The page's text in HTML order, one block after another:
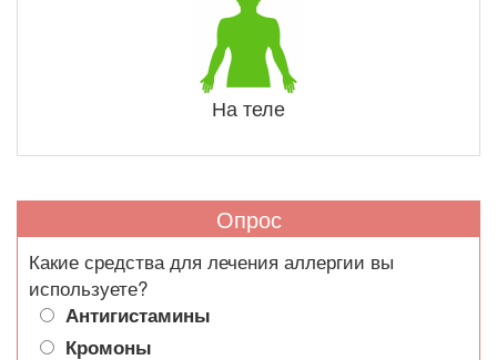
На теле
Опрос
Какие средства для лечения аллергии вы
используете?
Антигистамины
Кромоны